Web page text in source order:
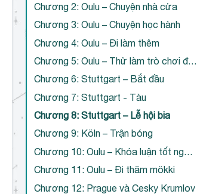
Chương 2: Oulu – Chuyện nhà cửa
Chương 3: Oulu – Chuyện học hành
Chương 4: Oulu – Đi làm thêm
Chương 5: Oulu – Thử làm trò chơi điện tử
Chương 6: Stuttgart – Bắt đầu
Chương 7: Stuttgart - Tàu
Chương 8: Stuttgart – Lễ hội bia
Chương 9: Köln – Trận bóng
Chương 10: Oulu – Khóa luận tốt nghiệp
Chương 11: Oulu – Đi thăm mökki
Chương 12: Prague và Cesky Krumlov